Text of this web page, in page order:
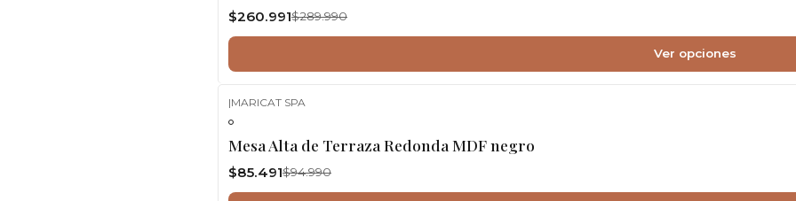
$260.991$289.990
Ver opciones
|MARICAT SPA
Mesa Alta de Terraza Redonda MDF negro
$85.491$94.990